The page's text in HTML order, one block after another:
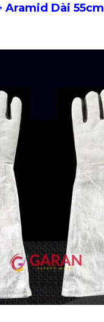
Aramid Dài 55cm